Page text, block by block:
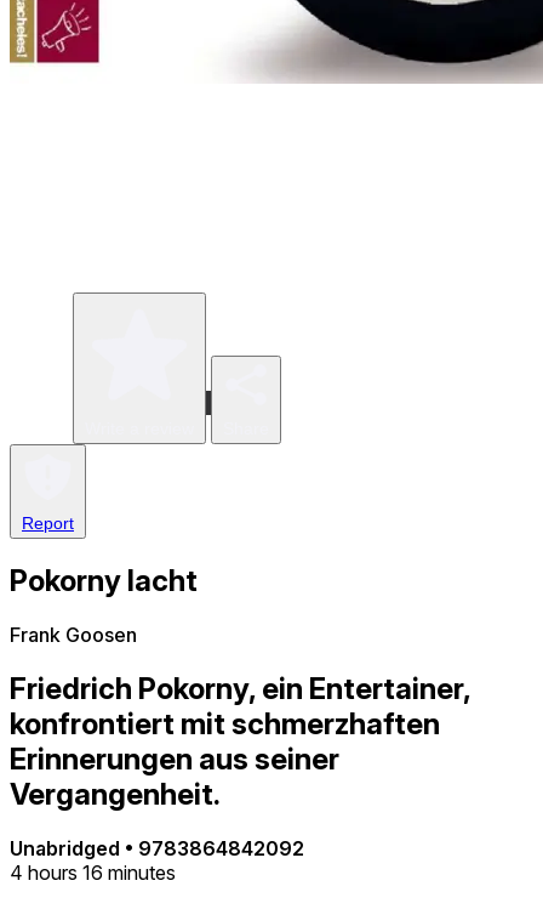
Report
Pokorny lacht
Frank Goosen
Friedrich Pokorny, ein Entertainer,
konfrontiert mit schmerzhaften
Erinnerungen aus seiner
Vergangenheit.
Unabridged • 9783864842092
4 hours 16 minutes